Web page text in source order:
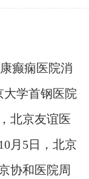
癫痫医院消
大学首钢医院
解癫痫疑难
北京友谊医
解癫痫难
月5日，北京
癫痫大额救
协和医院周